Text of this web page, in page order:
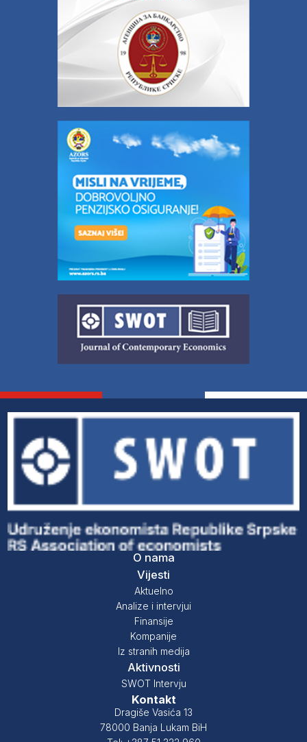
O nama
Vijesti
Aktuelno
Analize i intervjui
Finansije
Kompanije
Iz stranih medija
Aktivnosti
SWOT Intervju
Kontakt
Dragiše Vasića 13
78000 Banja Lukam BiH